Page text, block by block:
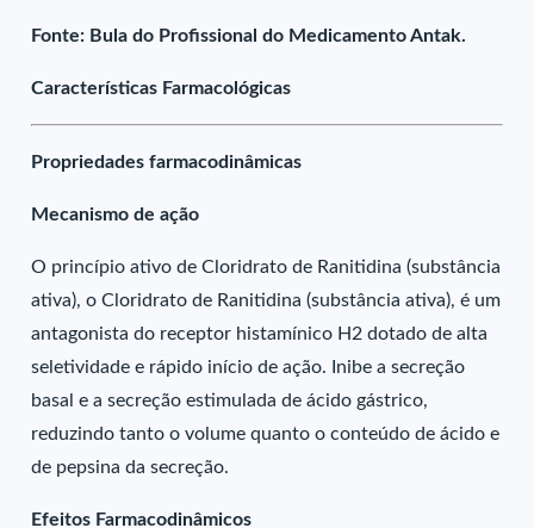
Fonte: Bula do Profissional do Medicamento Antak.
Características Farmacológicas
Propriedades farmacodinâmicas
Mecanismo de ação
O princípio ativo de Cloridrato de Ranitidina (substância
ativa), o Cloridrato de Ranitidina (substância ativa), é um
antagonista do receptor histamínico H2 dotado de alta
seletividade e rápido início de ação. Inibe a secreção
basal e a secreção estimulada de ácido gástrico,
reduzindo tanto o volume quanto o conteúdo de ácido e
de pepsina da secreção.
Efeitos Farmacodinâmicos